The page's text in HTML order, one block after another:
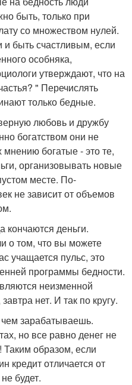
быть, только при
со множеством нулей.
и быть счастливым, если
особняка,
утверждают, что на
" Перечислять
только бедные.
любовь и дружбу
богатством они не
богатые - это те,
организовывать новые
месте. По-
не зависит от объемов
кончаются деньги.
о том, что вы можете
учащается пульс, это
программы бедности.
неизменной
нет. И так по кругу.
зарабатываешь.
но все равно денег не
Таким образом, если
кредит отличается от
будет.